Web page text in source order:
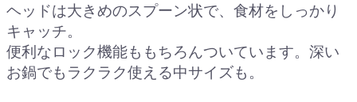
ヘッドは大きめのスプーン状で、食材をしっかり
キャッチ。
便利なロック機能ももちろんついています。深い
お鍋でもラクラク使える中サイズも。